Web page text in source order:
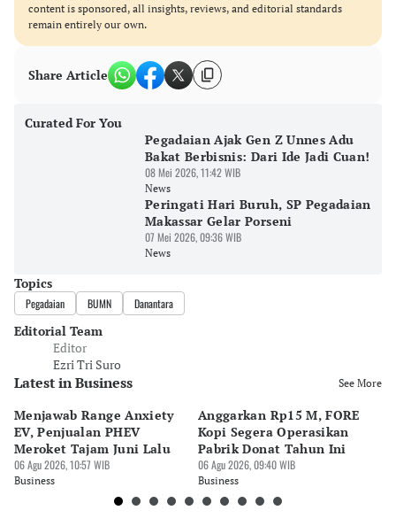
content is sponsored, all insights, reviews, and editorial standards
remain entirely our own.
Share Article
Curated For You
Pegadaian Ajak Gen Z Unnes Adu
Bakat Berbisnis: Dari Ide Jadi Cuan!
08 Mei 2026, 11:42 WIB
News
Peringati Hari Buruh, SP Pegadaian
Makassar Gelar Porseni
07 Mei 2026, 09:36 WIB
News
Topics
Pegadaian BUMN Danantara
Editorial Team
Editor
Ezri Tri Suro
Latest in Business See More
Menjawab Range Anxiety
EV, Penjualan PHEV
Meroket Tajam Juni Lalu
06 Agu 2026, 10:57 WIB
Business
Anggarkan Rp15 M, FORE
Kopi Segera Operasikan
Pabrik Donat Tahun Ini
06 Agu 2026, 09:40 WIB
Business